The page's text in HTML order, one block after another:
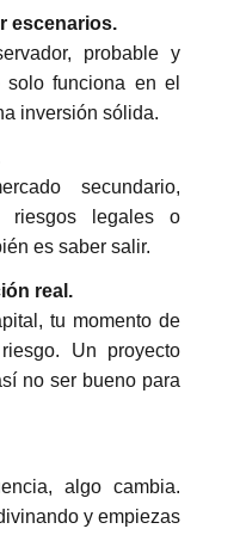
escenarios.
probable y
funciona en el
inversión sólida.
secundario,
riesgos legales o
es saber salir.
real.
tu momento de
Un proyecto
no ser bueno para
algo cambia.
y empiezas